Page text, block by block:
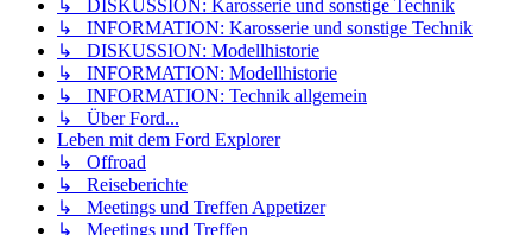
↳ DISKUSSION: Karosserie und sonstige Technik
↳ INFORMATION: Karosserie und sonstige Technik
↳ DISKUSSION: Modellhistorie
↳ INFORMATION: Modellhistorie
↳ INFORMATION: Technik allgemein
↳ Über Ford...
Leben mit dem Ford Explorer
↳ Offroad
↳ Reiseberichte
↳ Meetings und Treffen Appetizer
↳ Meetings und Treffen